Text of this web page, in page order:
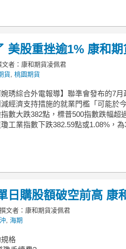
美股重挫逾1% 康和
文者：康和期貨凌佩君
貨 桃園期貨
婉琇綜合外電報導】聯準會發布的7
經濟支持措施的就業門檻「可能於
數大跌382點，標普500指數跌幅超
工業指數下跌382.59點或1.08%，為
日購股額破空前高 康
撰文者：康和期貨凌佩君
海期
格